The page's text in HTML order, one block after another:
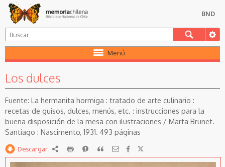
BND
Menú
Los dulces
La hermanita hormiga : tratado de arte culinario :
recetas de guisos, dulces, menús, etc. : instrucciones para la
buena disposición de la mesa con ilustraciones / Marta Brunet.
Santiago : Nascimento, 1931. 493 páginas
Descargar RDF imprimirReportarCitar